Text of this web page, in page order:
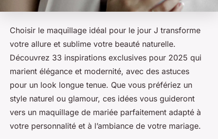
Choisir le maquillage idéal pour le jour J transforme
votre allure et sublime votre beauté naturelle.
Découvrez 33 inspirations exclusives pour 2025 qui
marient élégance et modernité, avec des astuces
pour un look longue tenue. Que vous préfériez un
style naturel ou glamour, ces idées vous guideront
vers un maquillage de mariée parfaitement adapté à
votre personnalité et à l’ambiance de votre mariage.